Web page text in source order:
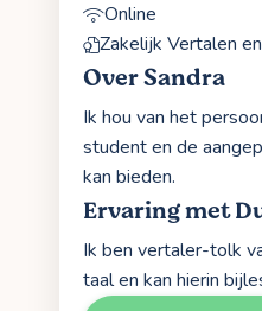
Online
Zakelijk Vertalen
Over Sandra
Ik hou van het
student en de
kan bieden.
Ervaring met
Ik ben vertaler-tolk
taal en kan hierin